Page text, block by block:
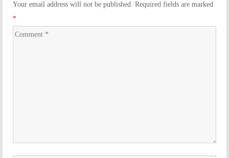
Your email address will not be published. Required fields are marked
*
Comment